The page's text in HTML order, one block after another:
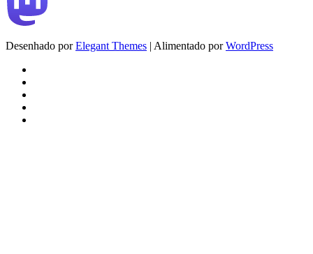
Desenhado porElegant Themes | Alimentado porWordPress